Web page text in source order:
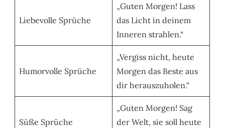
Liebevolle Sprüche
„Guten Morgen! Lass
das Licht in deinem
Inneren strahlen.“
Humorvolle Sprüche
„Vergiss nicht, heute
Morgen das Beste aus
dir herauszuholen.“
Süße Sprüche
„Guten Morgen! Sag
der Welt, sie soll heute